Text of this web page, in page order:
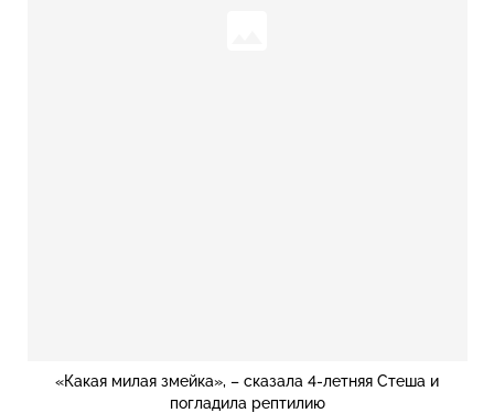
«Какая милая змейка», – сказала 4-летняя Стеша и
погладила рептилию